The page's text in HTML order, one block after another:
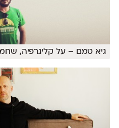
גיא טמם – על קליגרפיה,